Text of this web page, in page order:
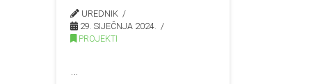
UREDNIK
29. SIJEČNJA 2024.
PROJEKTI
…